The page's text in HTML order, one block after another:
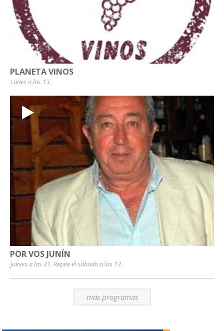
PLANETA VINOS
Lunes a las 13.
POR VOS JUNÍN
Jueves a las 21. Repite el sábado a las 12.
más programas